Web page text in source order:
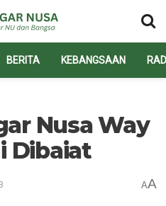
BERITA KEBANGSAAN
Nusa Way
Dibaiat
AA